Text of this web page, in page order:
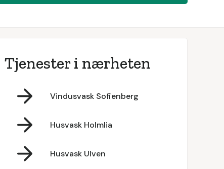
Tjenester i nærheten
Vindusvask Sofienberg
Husvask Holmlia
Husvask Ulven